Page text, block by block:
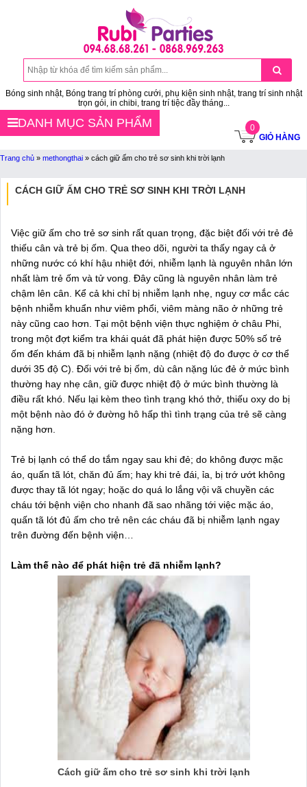
Bóng sinh nhật, Bóng trang trí phòng cưới, phụ kiện sinh nhật, trang trí sinh nhật
trọn gói, in chibi, trang trí tiệc đầy tháng...
0
GIỎ HÀNG
DANH MỤC SẢN PHẨM
Trang chủ » methongthai » cách giữ ấm cho trẻ sơ sinh khi trời lạnh
CÁCH GIỮ ẤM CHO TRẺ SƠ SINH KHI TRỜI LẠNH
Việc giữ ấm cho trẻ sơ sinh rất quan trọng, đặc biệt đối với trẻ đẻ
thiếu cân và trẻ bị ốm. Qua theo dõi, người ta thấy ngay cả ở
những nước có khí hậu nhiệt đới, nhiễm lạnh là nguyên nhân lớn
nhất làm trẻ ốm và tử vong. Đây cũng là nguyên nhân làm trẻ
chậm lên cân. Kể cả khi chỉ bị nhiễm lạnh nhẹ, nguy cơ mắc các
bệnh nhiễm khuẩn như viêm phổi, viêm màng não ở những trẻ
này cũng cao hơn. Tại một bệnh viện thực nghiệm ở châu Phi,
trong một đợt kiểm tra khái quát đã phát hiện được 50% số trẻ
ốm đến khám đã bị nhiễm lạnh nặng (nhiệt độ đo được ở cơ thể
dưới 35 độ C). Đối với trẻ bị ốm, dù cân nặng lúc đẻ ở mức bình
thường hay nhẹ cân, giữ được nhiệt độ ở mức bình thường là
điều rất khó. Nếu lại kèm theo tình trạng khó thở, thiếu oxy do bị
một bệnh nào đó ở đường hô hấp thì tình trạng của trẻ sẽ càng
nặng hơn.
Trẻ bị lạnh có thể do tắm ngay sau khi đẻ; do không được mặc
áo, quấn tã lót, chăn đủ ấm; hay khi trẻ đái, ỉa, bị trớ ướt không
được thay tã lót ngay; hoặc do quá lo lắng vội vã chuyền các
cháu tới bệnh viện cho nhanh đã sao nhãng tới việc mặc áo,
quấn tã lót đủ ấm cho trẻ nên các cháu đã bị nhiễm lạnh ngay
trên đường đến bệnh viện…
Làm thế nào để phát hiện trẻ đã nhiễm lạnh?
Cách giữ ấm cho trẻ sơ sinh khi trời lạnh